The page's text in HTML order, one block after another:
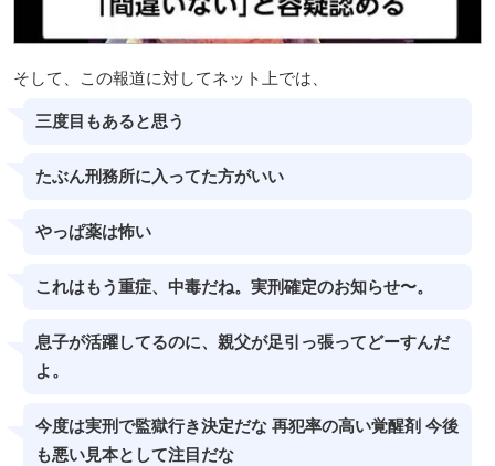
そして、この報道に対してネット上では、
三度目もあると思う
たぶん刑務所に入ってた方がいい
やっぱ薬は怖い
これはもう重症、中毒だね。実刑確定のお知らせ〜。
息子が活躍してるのに、親父が足引っ張ってどーすんだ
よ。
今度は実刑で監獄行き決定だな 再犯率の高い覚醒剤 今後
も悪い見本として注目だな